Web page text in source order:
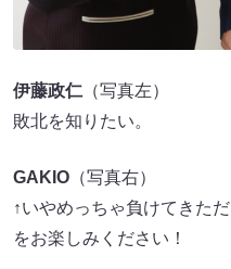
伊藤政仁 （写真左）
敗北を知りたい。
GAKIO （写真右）
↑いやめっちゃ負けてきた
をお楽しみください！